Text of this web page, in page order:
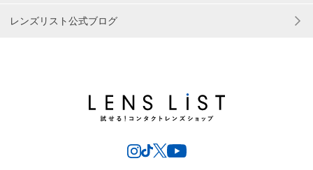
レンズリスト公式ブログ